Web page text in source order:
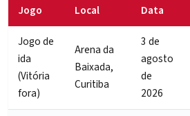
Jogo Local Data
Jogo de
ida
(Vitória
fora)
Arena da
Baixada,
Curitiba
3 de
agosto
de
2026